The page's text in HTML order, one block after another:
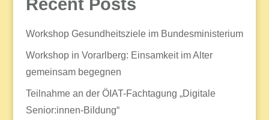
Recent Posts
Workshop Gesundheitsziele im Bundesministerium
Workshop in Vorarlberg: Einsamkeit im Alter
gemeinsam begegnen
Teilnahme an der ÖIAT-Fachtagung „Digitale
Senior:innen-Bildung“